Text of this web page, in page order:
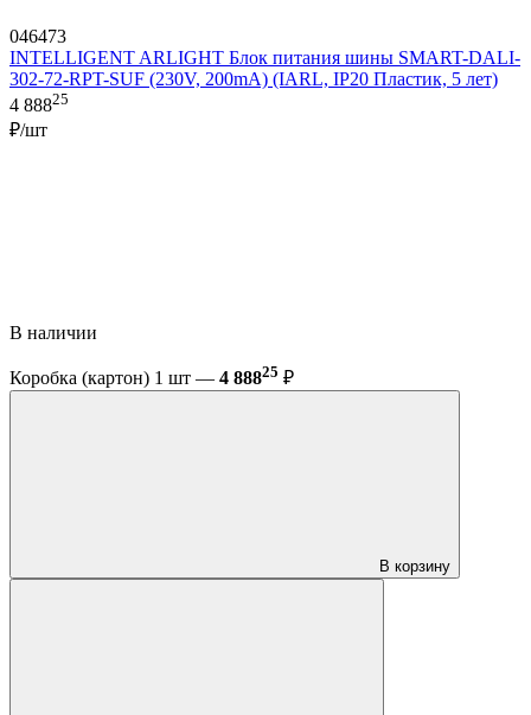
046473
INTELLIGENT ARLIGHT Блок питания шины SMART-DALI-
302-72-RPT-SUF (230V, 200mA) (IARL, IP20 Пластик, 5 лет)
4 88825
₽/шт
В наличии
Коробка (картон) 1 шт — 4 88825 ₽
В корзину